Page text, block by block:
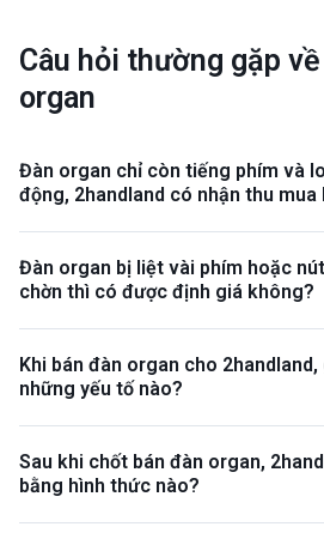
Câu hỏi thường gặp
organ
Đàn organ chỉ còn tiếng phím và
động, 2handland có nhận thu mua
Đàn organ bị liệt vài phím hoặc
chờn thì có được định giá không?
Khi bán đàn organ cho
những yếu tố nào?
Sau khi chốt bán đàn organ,
bằng hình thức nào?